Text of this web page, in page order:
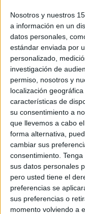
Nosotros y nuestros
a información en un
datos personales,
estándar enviada por
personalizado,
investigación de
permiso, nosotros y
localización
características de
su consentimiento a
que llevemos a cabo
forma alternativa,
cambiar sus
consentimiento.
sus datos personales
pero usted tiene el
preferencias se
sus preferencias o
momento volviendo a
DARRERES NOTÍCIES
Una furgoneta bolca
el conductor
Quatre ferits en un
ciclomotors a
El tràfic de gossos
compren per 100
2.000